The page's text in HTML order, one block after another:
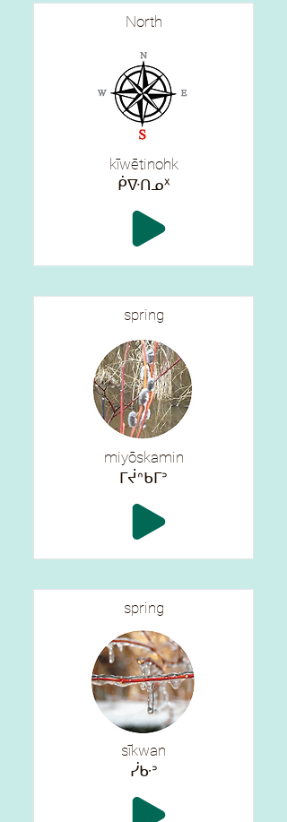
North
kīwētinohk
ᑮᐍᑎᓄᕽ
spring
miyōskamin
ᒥᔫᐢᑲᒥᐣ
spring
sīkwan
ᓰᑿᐣ